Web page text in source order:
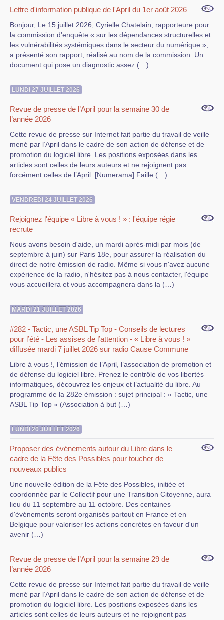
Lettre d'information publique de l'April du 1er août 2026
Bonjour, Le 15 juillet 2026, Cyrielle Chatelain, rapporteure pour
la commission d'enquête « sur les dépendances structurelles et
les vulnérabilités systémiques dans le secteur du numérique »,
a présenté son rapport, réalisé au nom de la commission. Un
document qui pose un diagnostic assez (…)
LUNDI 27 JUILLET 2026
Revue de presse de l’April pour la semaine 30 de
l’année 2026
Cette revue de presse sur Internet fait partie du travail de veille
mené par l’April dans le cadre de son action de défense et de
promotion du logiciel libre. Les positions exposées dans les
articles sont celles de leurs auteurs et ne rejoignent pas
forcément celles de l’April. [Numerama] Faille (…)
VENDREDI 24 JUILLET 2026
Rejoignez l'équipe « Libre à vous ! » : l'équipe régie
recrute
Nous avons besoin d'aide, un mardi après-midi par mois (de
septembre à juin) sur Paris 18e, pour assurer la réalisation du
direct de notre émission de radio. Même si vous n'avez aucune
expérience de la radio, n'hésitez pas à nous contacter, l'équipe
vous accueillera et vous accompagnera dans la (…)
MARDI 21 JUILLET 2026
#282 - Tactic, une ASBL Tip Top - Conseils de lectures
pour l’été - Les assises de l’attention - « Libre à vous ! »
diffusée mardi 7 juillet 2026 sur radio Cause Commune
Libre à vous !, l’émission de l’April, l’association de promotion et
de défense du logiciel libre. Prenez le contrôle de vos libertés
informatiques, découvrez les enjeux et l’actualité du libre. Au
programme de la 282e émission : sujet principal : « Tactic, une
ASBL Tip Top » (Association à but (…)
LUNDI 20 JUILLET 2026
Proposer des événements autour du Libre dans le
cadre de la Fête des Possibles pour toucher de
nouveaux publics
Une nouvelle édition de la Fête des Possibles, initiée et
coordonnée par le Collectif pour une Transition Citoyenne, aura
lieu du 11 septembre au 11 octobre. Des centaines
d'événements seront organisés partout en France et en
Belgique pour valoriser les actions concrètes en faveur d'un
avenir (…)
Revue de presse de l’April pour la semaine 29 de
l’année 2026
Cette revue de presse sur Internet fait partie du travail de veille
mené par l’April dans le cadre de son action de défense et de
promotion du logiciel libre. Les positions exposées dans les
articles sont celles de leurs auteurs et ne rejoignent pas